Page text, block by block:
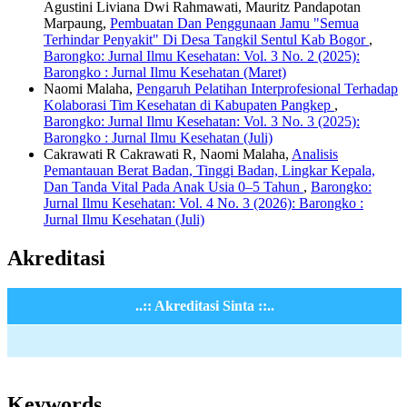
Agustini Liviana Dwi Rahmawati, Mauritz Pandapotan
Marpaung, Pembuatan Dan Penggunaan Jamu "Semua
Terhindar Penyakit" Di Desa Tangkil Sentul Kab Bogor ,
Barongko: Jurnal Ilmu Kesehatan: Vol. 3 No. 2 (2025):
Barongko : Jurnal Ilmu Kesehatan (Maret)
Naomi Malaha, Pengaruh Pelatihan Interprofesional Terhadap
Kolaborasi Tim Kesehatan di Kabupaten Pangkep ,
Barongko: Jurnal Ilmu Kesehatan: Vol. 3 No. 3 (2025):
Barongko : Jurnal Ilmu Kesehatan (Juli)
Cakrawati R Cakrawati R, Naomi Malaha, Analisis
Pemantauan Berat Badan, Tinggi Badan, Lingkar Kepala,
Dan Tanda Vital Pada Anak Usia 0–5 Tahun , Barongko:
Jurnal Ilmu Kesehatan: Vol. 4 No. 3 (2026): Barongko :
Jurnal Ilmu Kesehatan (Juli)
Akreditasi
..:: Akreditasi Sinta ::..